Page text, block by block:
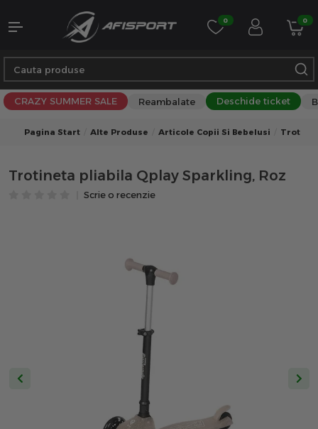
0 0
CRAZY SUMMER SALE Reambalate Deschide ticket
Pagina Start Alte Produse Articole Copii Si Bebelusi
Trotineta pliabila Qplay Sparkling, Roz
Scrie o recenzie